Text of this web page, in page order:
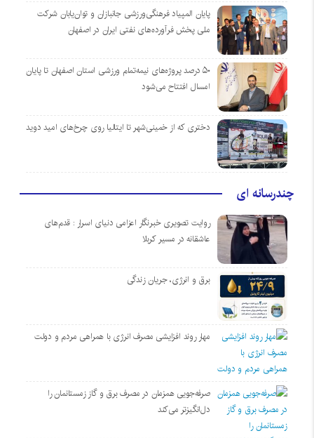
پایان المپیاد فرهنگی‌ورزشی جانبازان و توان‌یابان شرکت
ملی پخش فرآورده‌های نفتی ایران در اصفهان
۵۰ درصد پروژه‌های نیمه‌تمام ورزشی استان اصفهان تا پایان
امسال افتتاح می‌شود
دختری که از خمینی‌شهر تا ایتالیا روی چرخ‌های امید دوید
چندرسانه ای
روایت تصویری خبرنگار اعزامی دنیای اسرار : قدم‌های
عاشقانه در مسیر کربلا
برق و انرژی، جریان زندگی
مهار روند افزایشی مصرف انرژی با همراهی مردم و دولت
صرفه‌جویی همزمان در مصرف برق و گاز زمستانمان را
دل‌انگیزتر می‌کند